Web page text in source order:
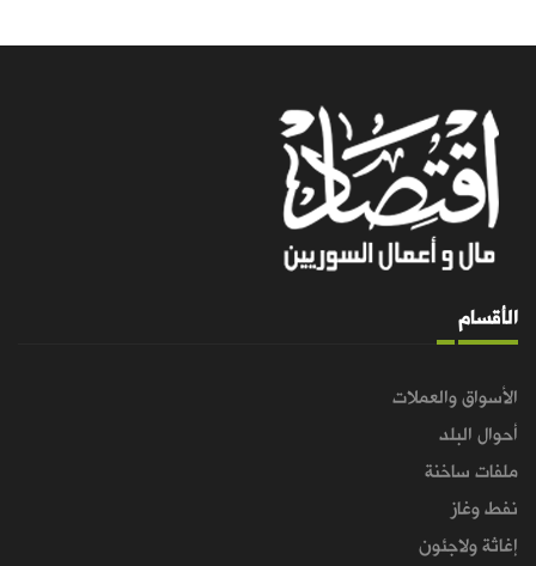
الأقسام
الأسواق والعملات
أحوال البلد
ملفات ساخنة
نفط وغاز
إغاثة ولاجئون